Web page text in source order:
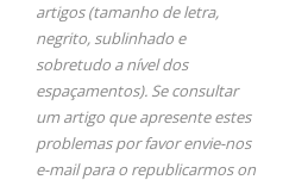
artigos (tamanho de letra,
negrito, sublinhado e
sobretudo a nível dos
espaçamentos). Se consultar
um artigo que apresente estes
problemas por favor envie-nos
e-mail para o republicarmos on